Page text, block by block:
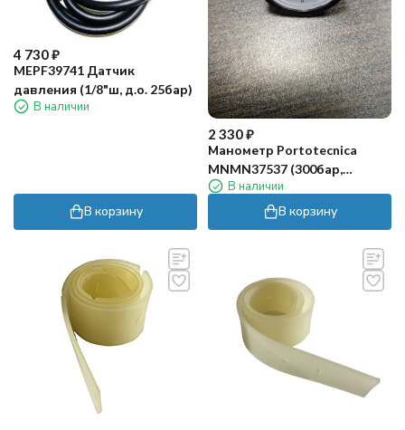
4 730₽
MEPF39741 Датчик
давления (1/8"ш, д.о. 25бар)
В наличии
В корзину
2 330₽
Манометр Portotecnica
MNMN37537 (300бар,
1/8"внеш, вход сзади,
В наличии
В корзину